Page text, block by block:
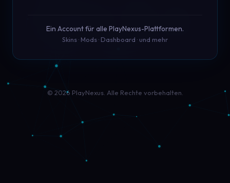
Ein Account für alle PlayNexus-Plattformen.
Skins · Mods · Dashboard · und mehr
© 2026 PlayNexus. Alle Rechte vorbehalten.